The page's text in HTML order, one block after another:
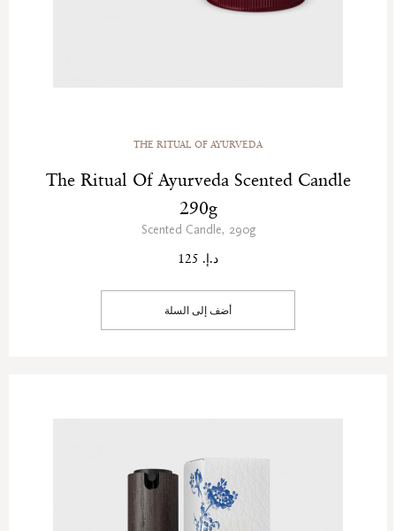
THE RITUAL OF AYURVEDA
The Ritual Of Ayurveda Scented Candle
290g
Scented Candle, 290g
د.إ. 125
أضف إلى السلة